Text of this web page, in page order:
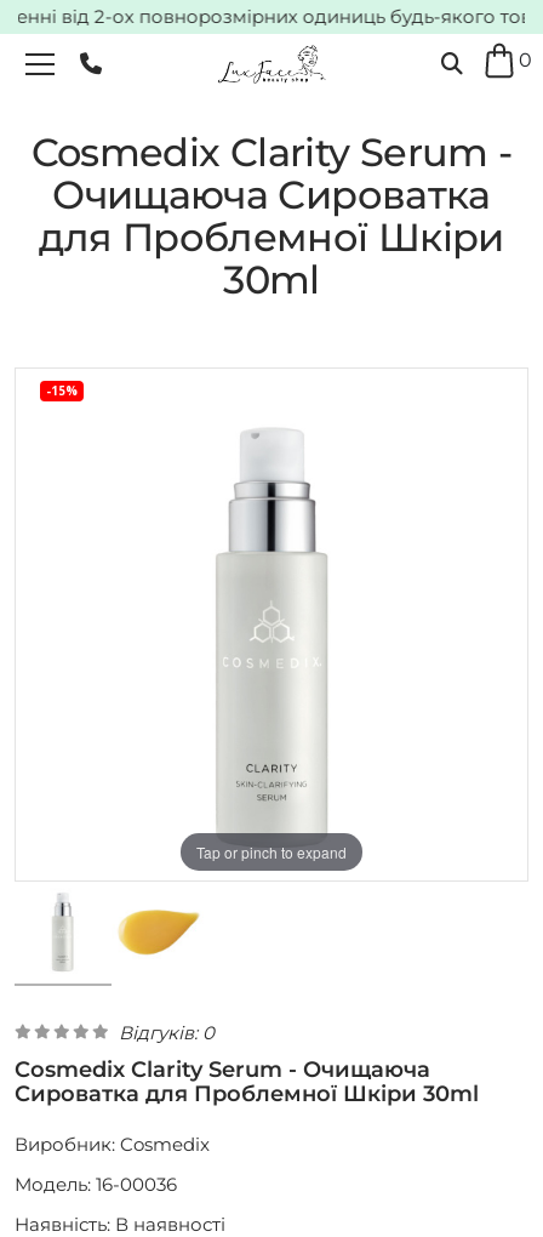
від 2-ох повнорозмірних одиниць будь-якого
0
Cosmedix Clarity Serum -
Очищаюча Сироватка
для Проблемної Шкіри
30ml
-15%
Tap or pinch to expand
Відгуків: 0
Cosmedix Clarity Serum - Очищаюча
Сироватка для Проблемної Шкіри 30ml
Виробник: Cosmedix
Модель: 16-00036
Наявність: В наявності